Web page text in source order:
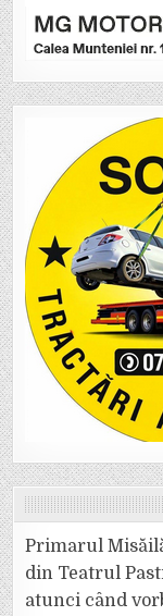
Primarul
din Teatrul
atunci când